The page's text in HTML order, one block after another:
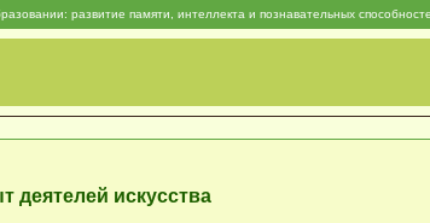
развитие памяти, интеллекта и познавательных
деятелей искусства